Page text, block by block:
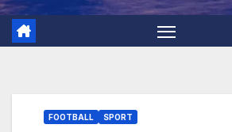
FOOTBALL SPORT